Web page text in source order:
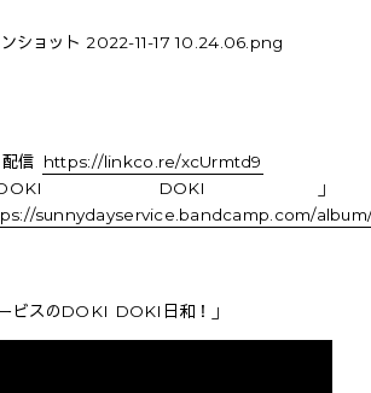
信 https://linkco.re/xcUrmtd9
DOKI」
sunnydayservice.bandcamp.com/
ービスのDOKI DOKI日和！」